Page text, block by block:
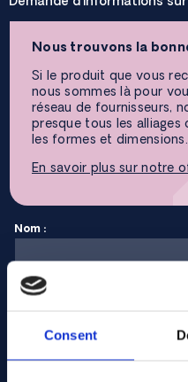
Consent
Nous trouvons la
Si le produit que vous
nous sommes là pour
réseau de fournisseurs,
presque tous les
les formes et dimensions.
En savoir plus sur notre
Nom :
Adresse électronique :